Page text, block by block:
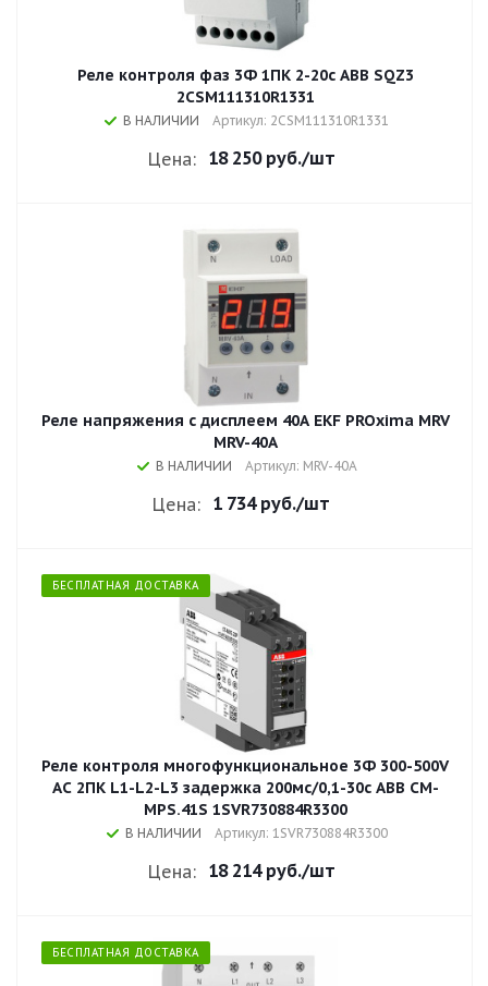
Реле контроля фаз 3Ф 1ПК 2-20с ABB SQZ3
2CSM111310R1331
В НАЛИЧИИ Артикул: 2CSM111310R1331
Цена: 18 250 руб./шт
Реле напряжения с дисплеем 40A EKF PROxima MRV
MRV-40A
В НАЛИЧИИ Артикул: MRV-40A
Цена: 1 734 руб./шт
БЕСПЛАТНАЯ ДОСТАВКА
Реле контроля многофункциональное 3Ф 300-500V
AC 2ПК L1-L2-L3 задержка 200мс/0,1-30с ABB CM-
MPS.41S 1SVR730884R3300
В НАЛИЧИИ Артикул: 1SVR730884R3300
Цена: 18 214 руб./шт
БЕСПЛАТНАЯ ДОСТАВКА